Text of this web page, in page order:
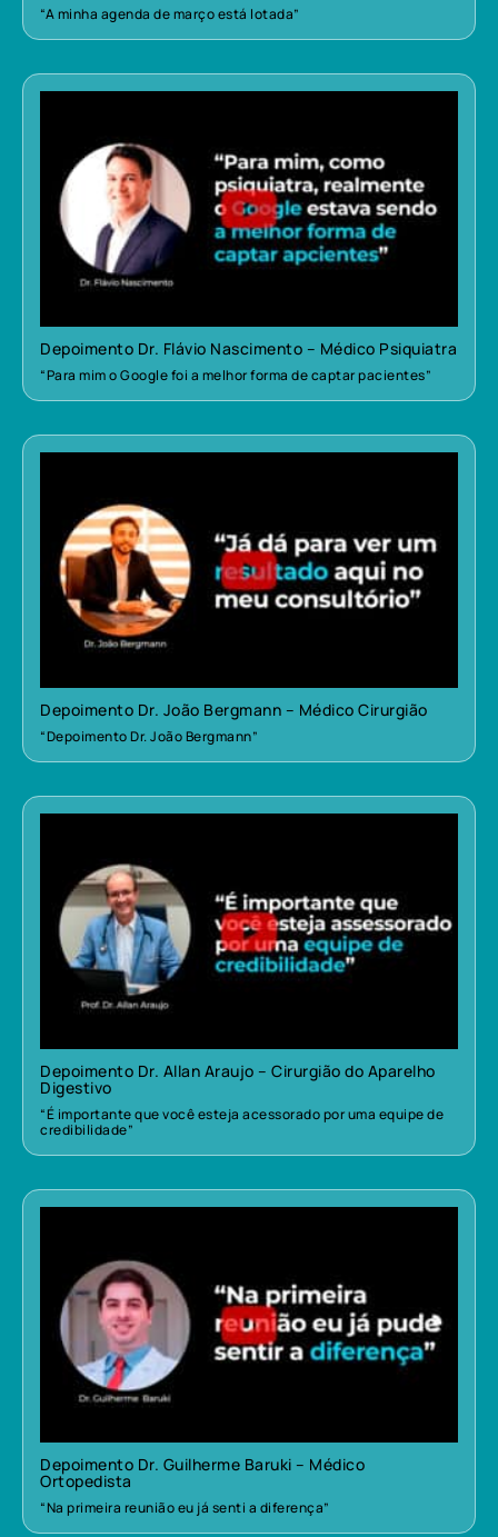
“A minha agenda de março está lotada”
Depoimento Dr. Flávio Nascimento – Médico Psiquiatra
“Para mim o Google foi a melhor forma de captar pacientes”
Depoimento Dr. João Bergmann – Médico Cirurgião
“Depoimento Dr. João Bergmann”
Depoimento Dr. Allan Araujo – Cirurgião do Aparelho
Digestivo
“É importante que você esteja acessorado por uma equipe de
credibilidade”
Depoimento Dr. Guilherme Baruki – Médico
Ortopedista
“Na primeira reunião eu já senti a diferença”